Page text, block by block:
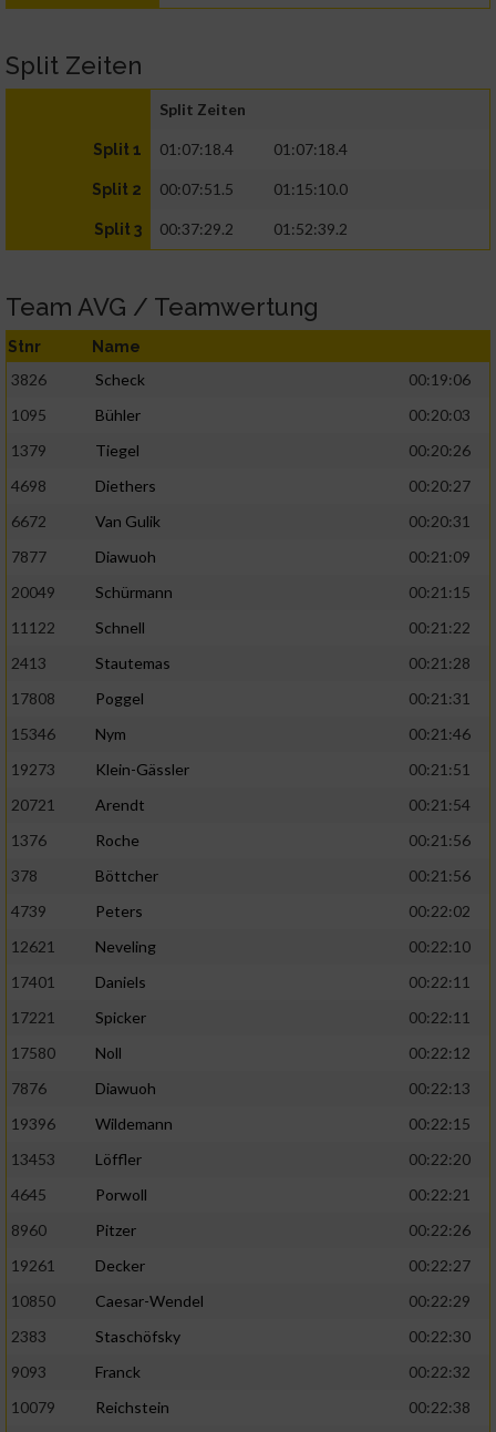
Split Zeiten
Split Zeiten
Split 1 01:07:18.4 01:07:18.4
Split 2 00:07:51.5 01:15:10.0
Split 3 00:37:29.2 01:52:39.2
Team AVG / Teamwertung
Stnr Name
3826 Scheck
00:19:06
1095
Bühler
00:20:03
1379
Tiegel
00:20:26
4698
Diethers
00:20:27
6672
Van Gulik
00:20:31
7877
Diawuoh
00:21:09
20049
Schürmann
00:21:15
11122
Schnell
00:21:22
2413
Stautemas
00:21:28
17808
Poggel
00:21:31
15346
Nym
00:21:46
19273
Klein-Gässler
00:21:51
20721
Arendt
00:21:54
1376
Roche
00:21:56
378
Böttcher
00:21:56
4739
Peters
00:22:02
12621
Neveling
00:22:10
17401
Daniels
00:22:11
17221
Spicker
00:22:11
17580
Noll
00:22:12
7876
Diawuoh
00:22:13
19396
Wildemann
00:22:15
13453
Löffler
00:22:20
4645
Porwoll
00:22:21
8960
Pitzer
00:22:26
19261
Decker
00:22:27
10850
Caesar-Wendel
00:22:29
2383
Staschöfsky
00:22:30
9093
Franck
00:22:32
10079
Reichstein
00:22:38